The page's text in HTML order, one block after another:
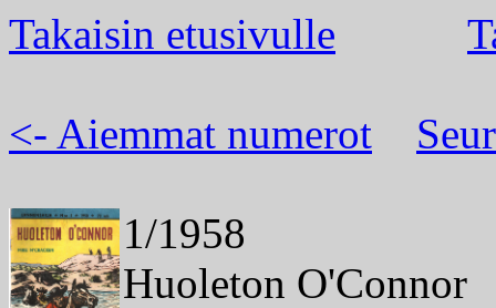
Takaisin etusivulle
<- Aiemmat numerot
1/1958
Huoleton O'Connor